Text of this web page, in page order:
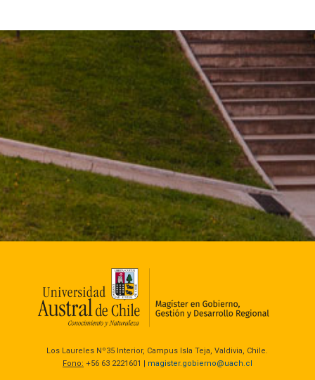
Los Laureles Nº35 Interior, Campus Isla Teja, Valdivia, Chile.
Fono: +56 63 2221601 | magister.gobierno@uach.cl